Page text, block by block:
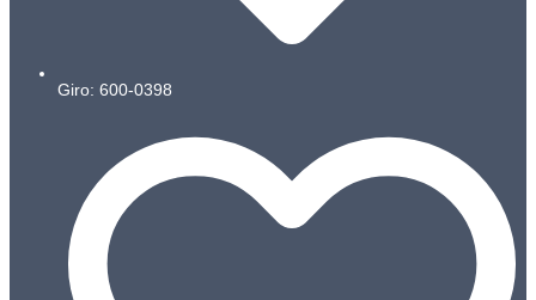
Giro: 600-0398